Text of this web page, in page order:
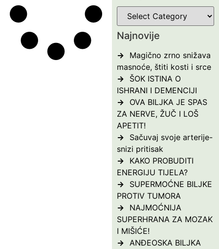
Najnovije
Magično zrno snižava
masnoće, štiti kosti i srce
ŠOK ISTINA O
ISHRANI I DEMENCIJI
OVA BILJKA JE SPAS
ZA NERVE, ŽUČ I LOŠ
APETIT!
Sačuvaj svoje arterije-
snizi pritisak
KAKO PROBUDITI
ENERGIJU TIJELA?
SUPERMOĆNE BILJKE
PROTIV TUMORA
NAJMOĆNIJA
SUPERHRANA ZA MOZAK
I MIŠIĆE!
ANĐEOSKA BILJKA